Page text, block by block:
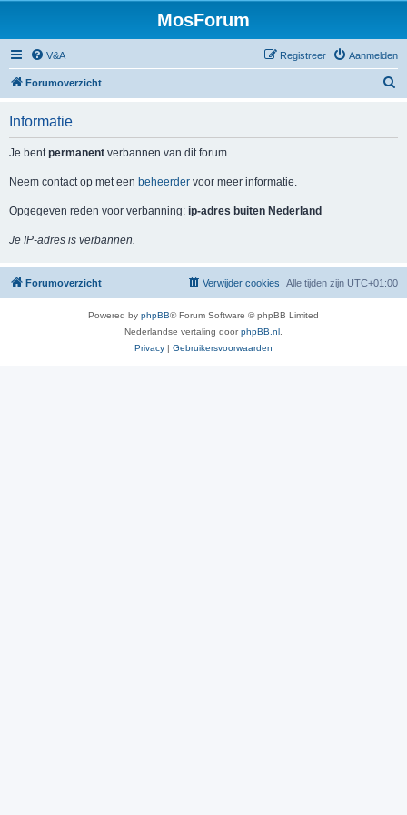
MosForum
V&A Aanmelden
Registreer
Forumoverzicht
Informatie
Je bentpermanent verbannen van dit forum.
Neem contact op met een beheerder voor meer informatie.
Opgegeven reden voor verbanning: ip-adres buiten Nederland
Je IP-adres is verbannen.
Forumoverzicht Alle tijden zijn UTC+01:00
Verwijder cookies
Powered by phpBB® Forum Software © phpBB Limited
Nederlandse vertaling doorphpBB.nl
Privacy | Gebruikersvoorwaarden